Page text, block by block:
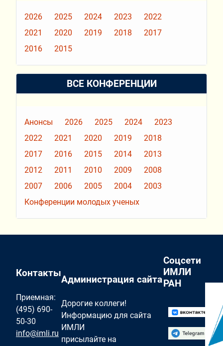
2026 2025 2024 2023
2022
2021
2020 2019 2018
2017
2016
2015
ВСЕ КОНФЕРЕНЦИИ
Анонсы 2026 2025 2024
2023
2022
2021 2020 2019
2018
2017
2016 2015 2014
2013
2012
2011 2010 2009
2008
2007
2006 2005 2004
2003
Конференции молодых ученых
Контакты
Приемная:
(495) 690-
50-30
info@imli.ru
Администрация сайта
Дорогие коллеги!
Информацию для сайта
ИМЛИ
присылайте на
Соцсети
ИМЛИ
РАН